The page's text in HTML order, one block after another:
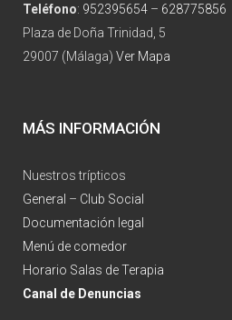
Teléfono: 952395654 – 628775856
Plaza de Doña Trinidad, 5
29007 (Málaga) Ver Mapa
MÁS INFORMACIÓN
Nuestros trípticos
General – Club Social
Documentación legal
Menú de comedor
Horario Salas de Terapia
Canal de Denuncias